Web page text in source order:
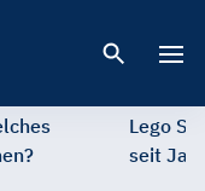
Lego
seit